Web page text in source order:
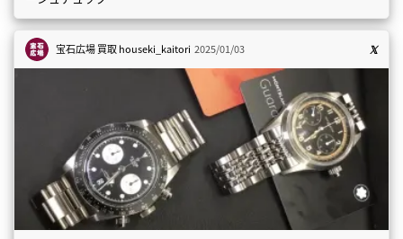
宝石広場 買取houseki_kaitori 2025/01/03